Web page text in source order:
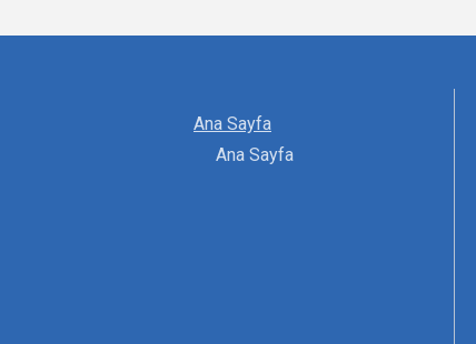
Ana Sayfa
Ana Sayfa